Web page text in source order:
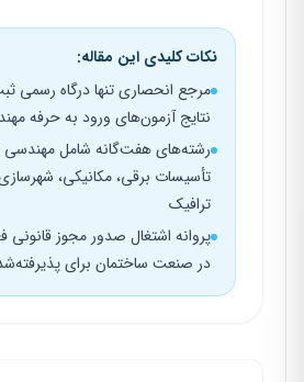
نکات کلیدی این مقاله:
مرجع انحصاری تنها درگاه رسمی
نتایج آزمون‌های ورود به حرفه
رشته‌های هفت‌گانه شامل مهندسی
تأسیسات برقی، مکانیکی،
ترافیک
پروانه اشتغال صدور مجوز قانونی
در صنعت ساختمان برای